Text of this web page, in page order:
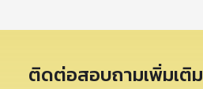
ติดต่อสอบถามเพิ่มเติม